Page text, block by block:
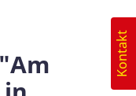
Kontakt